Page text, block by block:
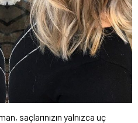
saçlarınızın yalnızca uç